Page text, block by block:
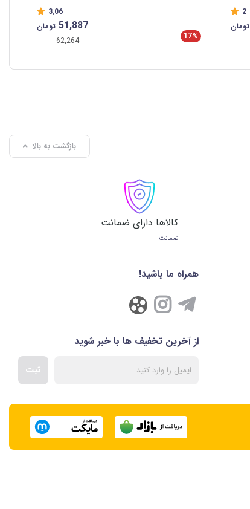
2
تومان
3.06
17%
51,887 تومان
62,264
بازگشت به بالا
کالاها دارای ضمانت
ضمانت
همراه ما باشید!
از آخرین تخفیف ها با خبر شوید
ثبت